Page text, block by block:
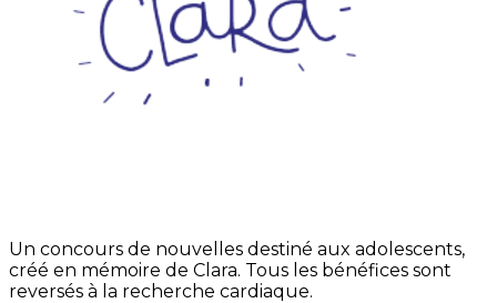
Un concours de nouvelles destiné aux adolescents,
créé en mémoire de Clara. Tous les bénéfices sont
reversés à la recherche cardiaque.